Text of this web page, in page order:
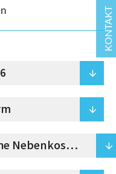
arrowdown
arrowdown
Merkblatt voraussichtliche Nebenkosten arrowdown
KONTAKT